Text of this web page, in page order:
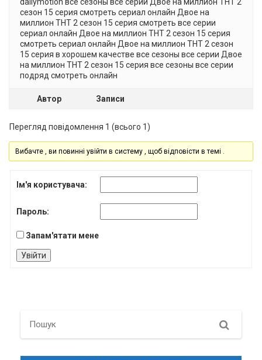
dailymotion все сезоны все серии Двое на миллион ТНТ 2
cезон 15 серия смотреть сериал онлайн Двое на
миллион ТНТ 2 cезон 15 серия смотреть все серии
сериал онлайн Двое на миллион ТНТ 2 cезон 15 серия
смотреть сериал онлайн Двое на миллион ТНТ 2 cезон
15 серия в хорошем качестве все сезоны все серии Двое
на миллион ТНТ 2 cезон 15 серия все сезоны все серии
подряд смотреть онлайн
Автор Записи
Перегляд повідомлення 1 (всього 1)
Вибачте , ви повинні увійти в систему , щоб відповісти в темі .
Ім'я користувача:
Пароль:
Запам'ятати мене
Увійти
Search